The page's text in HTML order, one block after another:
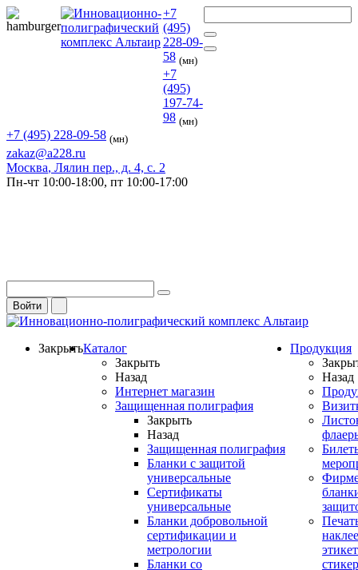
+7
(495)
228-09-
58 (мн)
+7
(495)
197-74-
98 (мн)
+7 (495) 228-09-58 (мн)
zakaz@a228.ru
Москва, Лялин пер., д. 4, с. 2
Пн-чт 10:00-18:00, пт 10:00-17:00
Войти
ЗакрытьКаталог
Закрыть
Назад
Интернет магазин
Защищенная полиграфия
Закрыть
Назад
Защищенная полиграфия
Бланки с защитой
универсальные
Сертификаты
универсальные
Бланки добровольной
сертификации и
метрологии
Бланки со
Продукция
Назад